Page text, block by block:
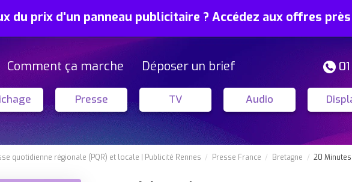
du prix d'un panneau publicitaire ? Accédez aux offres
Comment ça marche Déposer un brief
Presse TV Audio
quotidienne régionale (PQR) et locale Publicité Rennes Presse France Bretagne 20 Minutes